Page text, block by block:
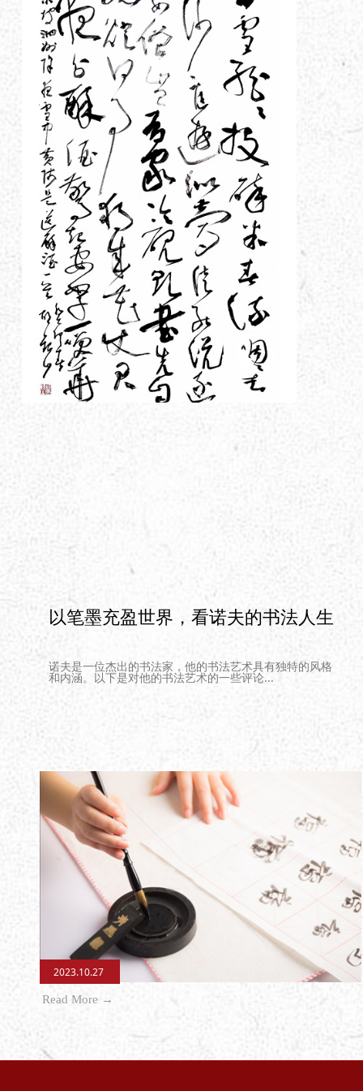
2023.10.27
Read More →
以笔墨充盈世界，看诺夫的书法人生
诺夫是一位杰出的书法家，他的书法艺术具有独特的风格
和内涵。以下是对他的书法艺术的一些评论...